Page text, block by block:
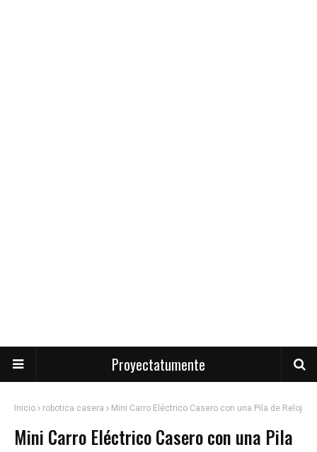
Proyectatumente
Inicio robotica casera Mini Carro Eléctrico Casero con una Pila de Reloj
Mini Carro Eléctrico Casero con una Pila